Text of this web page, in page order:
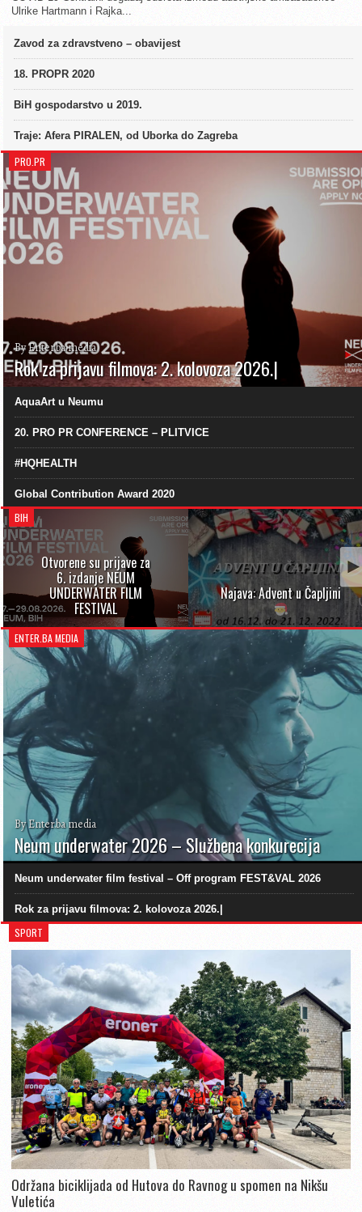
Ulrike Hartmann i Rajka...
Zavod za zdravstveno – obavijest
18. PROPR 2020
BiH gospodarstvo u 2019.
Traje: Afera PIRALEN, od Uborka do Zagreba
PRO.PR
By Enter.ba media
Rok za prijavu filmova: 2. kolovoza 2026.|
AquaArt u Neumu
20. PRO PR CONFERENCE – PLITVICE
#HQHEALTH
Global Contribution Award 2020
BIH
Otvorene su prijave za
6. izdanje NEUM
UNDERWATER FILM
FESTIVAL
Najava: Advent u Čapljini
ENTER.BA MEDIA
By Enter.ba media
Neum underwater 2026 – Službena konkurecija
Neum underwater film festival – Off program FEST&VAL 2026
Rok za prijavu filmova: 2. kolovoza 2026.|
SPORT
Održana biciklijada od Hutova do Ravnog u spomen na Nikšu
Vuletića